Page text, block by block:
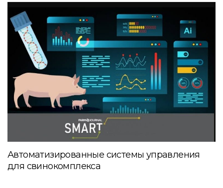
Автоматизированные системы управления
для свинокомплекса